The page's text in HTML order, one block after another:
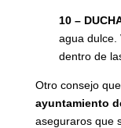
10 –
agua dulce.
dentro de
Otro consejo
ayuntamiento
aseguraros que